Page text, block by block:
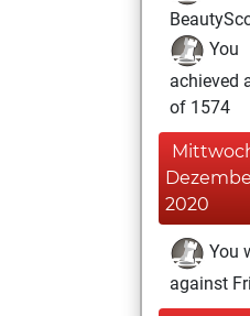
You
achieved
of 1574
2020
You
against